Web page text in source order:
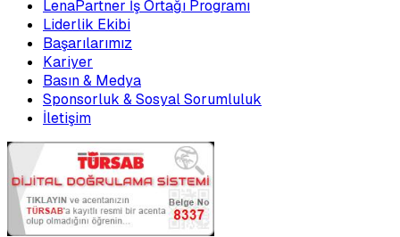
LenaPartner İş Ortağı Programı
Liderlik Ekibi
Başarılarımız
Kariyer
Basın & Medya
Sponsorluk & Sosyal Sorumluluk
İletişim